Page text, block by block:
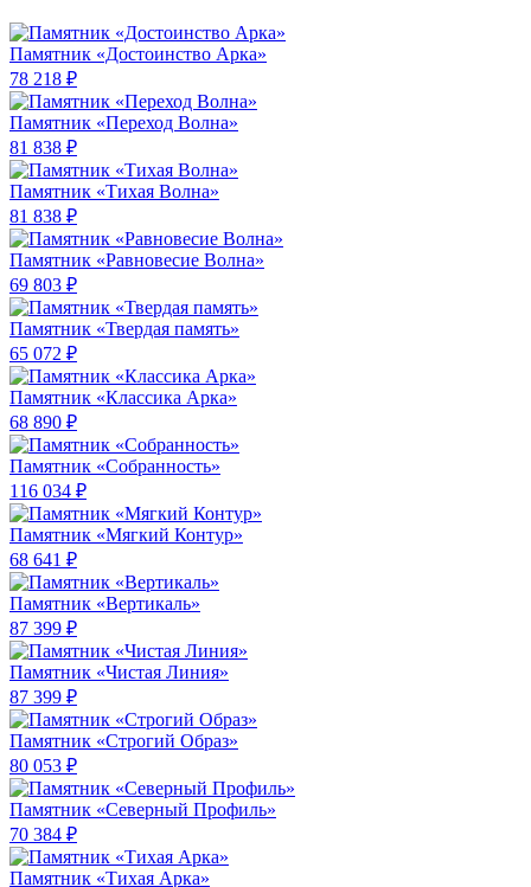
Памятник «Достоинство Арка»
78 218 ₽
Памятник «Переход Волна»
81 838 ₽
Памятник «Тихая Волна»
81 838 ₽
Памятник «Равновесие Волна»
69 803 ₽
Памятник «Твердая память»
65 072 ₽
Памятник «Классика Арка»
68 890 ₽
Памятник «Собранность»
116 034 ₽
Памятник «Мягкий Контур»
68 641 ₽
Памятник «Вертикаль»
87 399 ₽
Памятник «Чистая Линия»
87 399 ₽
Памятник «Строгий Образ»
80 053 ₽
Памятник «Северный Профиль»
70 384 ₽
Памятник «Тихая Арка»